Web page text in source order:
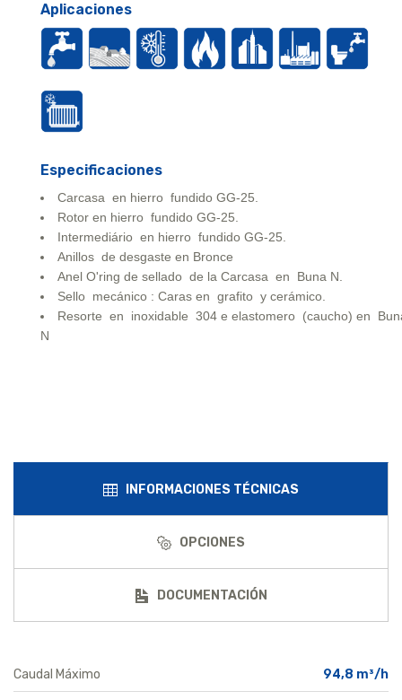
Aplicaciones
Especificaciones
Carcasa en hierro fundido GG-25.
Rotor en hierro fundido GG-25.
Intermediário en hierro fundido GG-25.
Anillos de desgaste en Bronce
Anel O'ring de sellado de la Carcasa en Buna N.
Sello mecánico : Caras en grafito y cerámico.
Resorte en inoxidable 304 e elastomero (caucho) en
N
INFORMACIONES TÉCNICAS
OPCIONES
DOCUMENTACIÓN
Caudal Máximo 94,8 m³/h